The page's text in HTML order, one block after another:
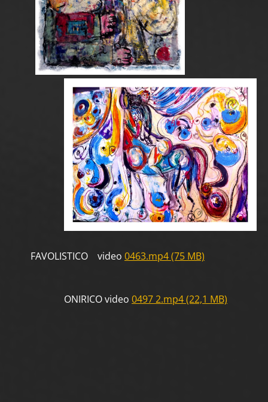
FAVOLISTICO video 0463.mp4 (75 MB)
ONIRICO video 0497 2.mp4 (22,1 MB)